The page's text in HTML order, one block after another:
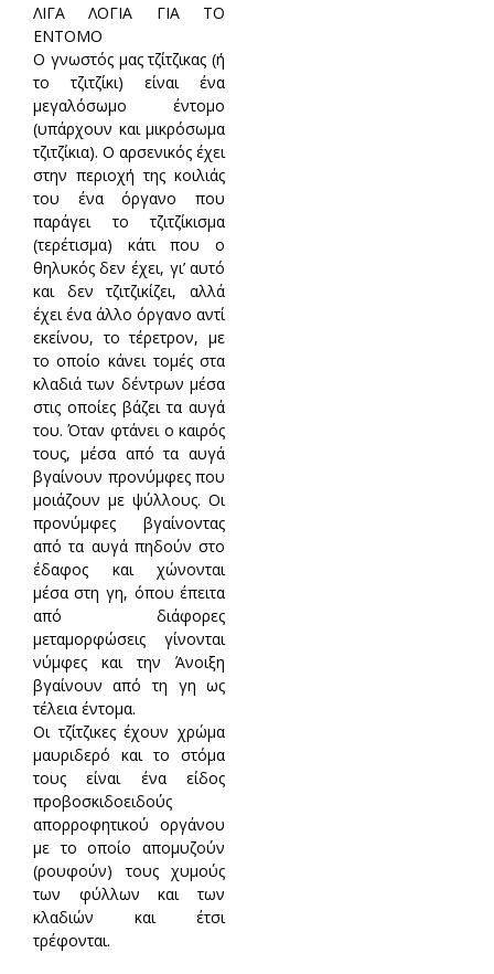
ΛΙΓΑ ΛΟΓΙΑ ΓΙΑ ΤΟ
ΕΝΤΟΜΟ
Ο γνωστός μας τζίτζικας (ή
το τζιτζίκι) είναι ένα
μεγαλόσωμο έντομο
(υπάρχουν και μικρόσωμα
τζιτζίκια). Ο αρσενικός έχει
στην περιοχή της κοιλιάς
του ένα όργανο που
παράγει το τζιτζίκισμα
(τερέτισμα) κάτι που ο
θηλυκός δεν έχει, γι’ αυτό
και δεν τζιτζικίζει, αλλά
έχει ένα άλλο όργανο αντί
εκείνου, το τέρετρον, με
το οποίο κάνει τομές στα
κλαδιά των δέντρων μέσα
στις οποίες βάζει τα αυγά
του. Όταν φτάνει ο καιρός
τους, μέσα από τα αυγά
βγαίνουν προνύμφες που
μοιάζουν με ψύλλους. Οι
προνύμφες βγαίνοντας
από τα αυγά πηδούν στο
έδαφος και χώνονται
μέσα στη γη, όπου έπειτα
από διάφορες
μεταμορφώσεις γίνονται
νύμφες και την Άνοιξη
βγαίνουν από τη γη ως
τέλεια έντομα.
Οι τζίτζικες έχουν χρώμα
μαυριδερό και το στόμα
τους είναι ένα είδος
προβοσκιδοειδούς
απορροφητικού οργάνου
με το οποίο απομυζούν
(ρουφούν) τους χυμούς
των φύλλων και των
κλαδιών και έτσι
τρέφονται.